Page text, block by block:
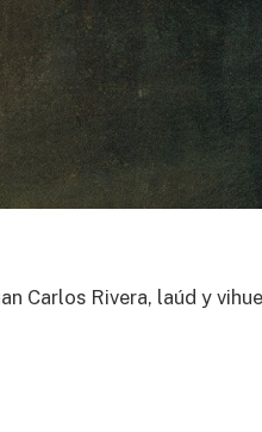
Carlos Rivera, laúd y